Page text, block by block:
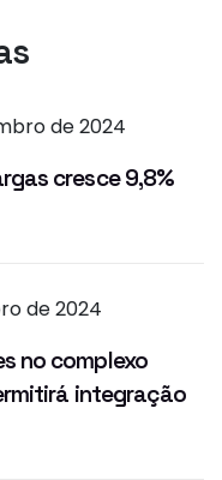
de 2024
cresce 9,8%
de 2024
no complexo
integração